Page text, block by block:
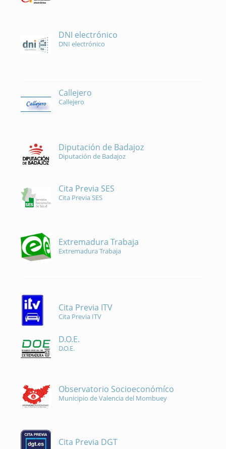
DNI electrónico
DNI electrónico
Callejero
Callejero
Diputación de Badajoz
Diputación de Badajoz
Cita Previa SES
Cita Previa SES
Extremadura Trabaja
Extremadura Trabaja
Cita Previa ITV
Cita Previa ITV
D.O.E.
D.O.E.
Observatorio Socioeconómíco
Municipio de Valencia del Mombuey
Cita Previa DGT